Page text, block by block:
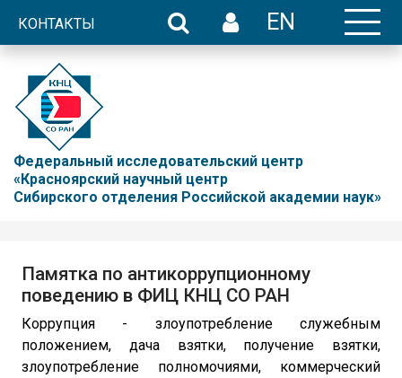
КОНТАКТЫ EN
Федеральный исследовательский центр
«Красноярский научный центр
Сибирского отделения Российской академии наук»
Памятка по антикоррупционному
поведению в ФИЦ КНЦ СО РАН
Коррупция - злоупотребление служебным
положением, дача взятки, получение взятки,
злоупотребление полномочиями, коммерческий